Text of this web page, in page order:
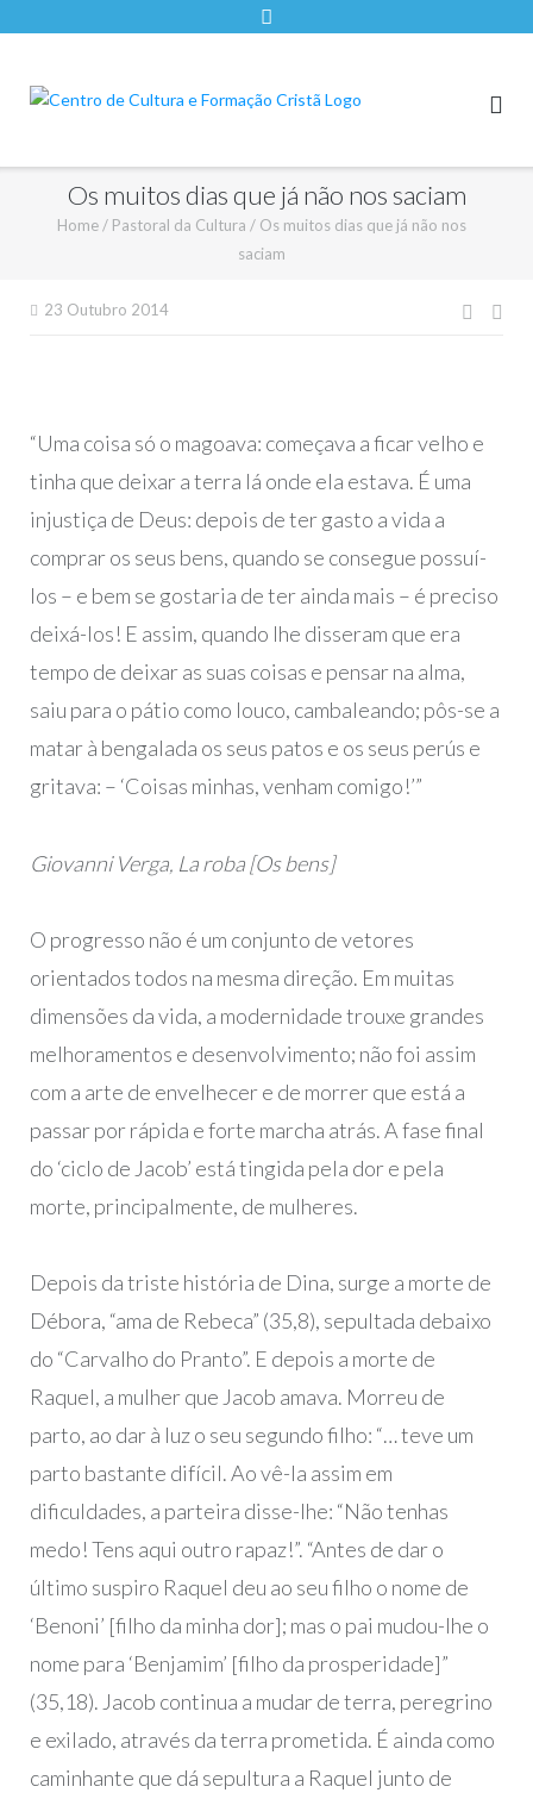
Os muitos dias que já não nos saciam
Home / Pastoral da Cultura / Os muitos dias que já não nos
saciam
23 Outubro 2014
“Uma coisa só o magoava: começava a ficar velho e
tinha que deixar a terra lá onde ela estava. É uma
injustiça de Deus: depois de ter gasto a vida a
comprar os seus bens, quando se consegue possuí-
los – e bem se gostaria de ter ainda mais – é preciso
deixá-los! E assim, quando lhe disseram que era
tempo de deixar as suas coisas e pensar na alma,
saiu para o pátio como louco, cambaleando; pôs-se a
matar à bengalada os seus patos e os seus perús e
gritava: – ‘Coisas minhas, venham comigo!’”
Giovanni Verga, La roba [Os bens]
O progresso não é um conjunto de vetores
orientados todos na mesma direção. Em muitas
dimensões da vida, a modernidade trouxe grandes
melhoramentos e desenvolvimento; não foi assim
com a arte de envelhecer e de morrer que está a
passar por rápida e forte marcha atrás. A fase final
do ‘ciclo de Jacob’ está tingida pela dor e pela
morte, principalmente, de mulheres.
Depois da triste história de Dina, surge a morte de
Débora, “ama de Rebeca” (35,8), sepultada debaixo
do “Carvalho do Pranto”. E depois a morte de
Raquel, a mulher que Jacob amava. Morreu de
parto, ao dar à luz o seu segundo filho: “… teve um
parto bastante difícil. Ao vê-la assim em
dificuldades, a parteira disse-lhe: “Não tenhas
medo! Tens aqui outro rapaz!”. “Antes de dar o
último suspiro Raquel deu ao seu filho o nome de
‘Benoni’ [filho da minha dor]; mas o pai mudou-lhe o
nome para ‘Benjamim’ [filho da prosperidade]”
(35,18). Jacob continua a mudar de terra, peregrino
e exilado, através da terra prometida. É ainda como
caminhante que dá sepultura a Raquel junto de